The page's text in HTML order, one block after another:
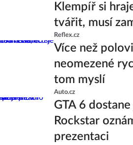
Klempíř si
tvářit, musí
Reflex.cz
Více než
neomezené
tom myslí
Auto.cz
GTA 6
Rockstar
prezentaci